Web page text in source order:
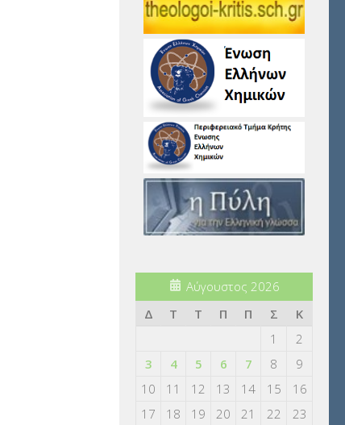
Αύγουστος 2026
Δ
Τ Τ Π Π Σ
Κ
1
2
3
4 5 6 7 8
9
10
11 12 13 14 15
16
17
18 19 20 21 22 23